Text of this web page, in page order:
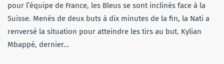
pour l’équipe de France, les Bleus se sont inclinés face à la
Suisse. Menés de deux buts à dix minutes de la fin, la Nati a
renversé la situation pour atteindre les tirs au but. Kylian
Mbappé, dernier…